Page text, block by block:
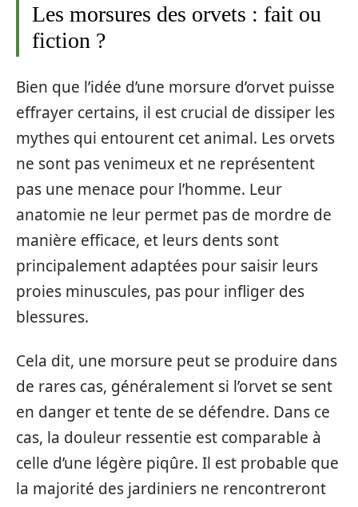
Les morsures des orvets : fait ou
fiction ?
Bien que l’idée d’une morsure d’orvet puisse
effrayer certains, il est crucial de dissiper les
mythes qui entourent cet animal. Les orvets
ne sont pas venimeux et ne représentent
pas une menace pour l’homme. Leur
anatomie ne leur permet pas de mordre de
manière efficace, et leurs dents sont
principalement adaptées pour saisir leurs
proies minuscules, pas pour infliger des
blessures.
Cela dit, une morsure peut se produire dans
de rares cas, généralement si l’orvet se sent
en danger et tente de se défendre. Dans ce
cas, la douleur ressentie est comparable à
celle d’une légère piqûre. Il est probable que
la majorité des jardiniers ne rencontreront